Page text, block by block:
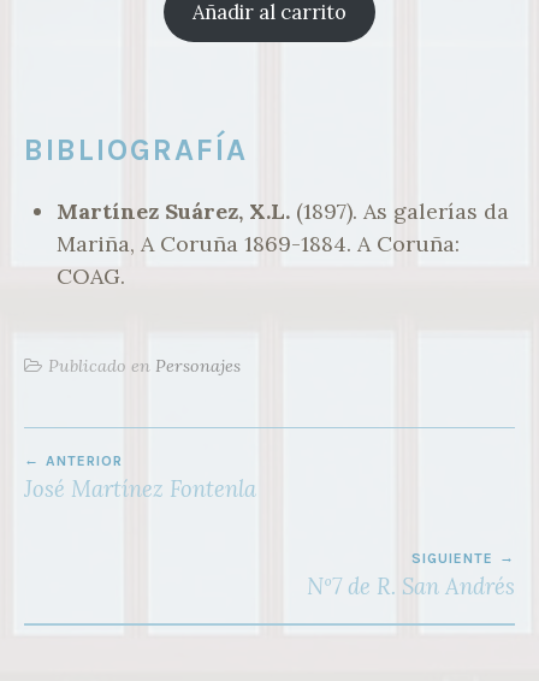
Añadir al carrito
BIBLIOGRAFÍA
Martínez Suárez, X.L. (1897). As galerías da
Mariña, A Coruña 1869-1884. A Coruña:
COAG.
Publicado en Personajes
DE
ANTERIOR
José Martínez Fontenla
SIGUIENTE
Nº7 de R. San Andrés